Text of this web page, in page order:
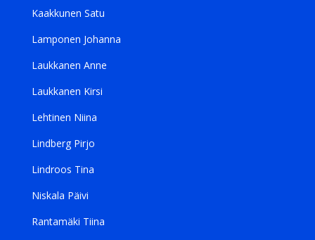
Kaakkunen Satu
Lamponen Johanna
Laukkanen Anne
Laukkanen Kirsi
Lehtinen Niina
Lindberg Pirjo
Lindroos Tina
Niskala Päivi
Rantamäki Tiina